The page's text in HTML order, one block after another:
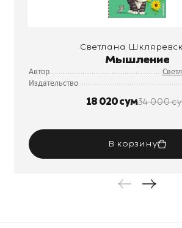
Светлана
Мышление
Автор
Издательство
18 020 сум34 000
В корзину